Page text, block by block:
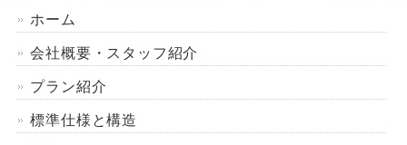
ホーム
会社概要・スタッフ紹介
プラン紹介
標準仕様と構造